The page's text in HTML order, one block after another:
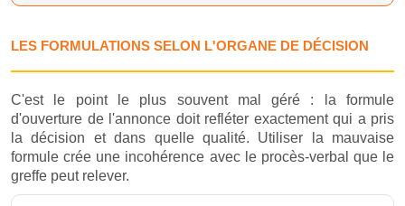
LES FORMULATIONS SELON L'ORGANE DE DÉCISION
C'est le point le plus souvent mal géré : la formule
d'ouverture de l'annonce doit refléter exactement qui a pris
la décision et dans quelle qualité. Utiliser la mauvaise
formule crée une incohérence avec le procès-verbal que le
greffe peut relever.